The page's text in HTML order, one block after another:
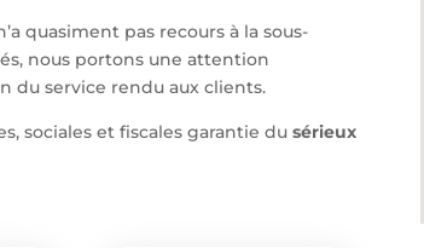
quasiment pas recours à la sous-
nous portons une attention
du service rendu aux clients.
sociales et fiscales garantie dusérieux